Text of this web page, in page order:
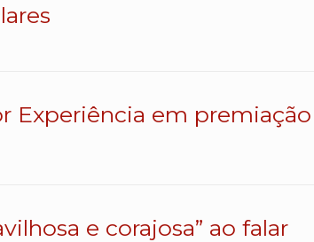
Experiência em premiação
e corajosa” ao falar